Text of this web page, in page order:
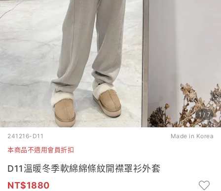
1/7
241216-D11 Made in Korea
本商品不適用會員折扣
D11溫暖冬季軟綿綿條紋開襟罩衫外套
1880